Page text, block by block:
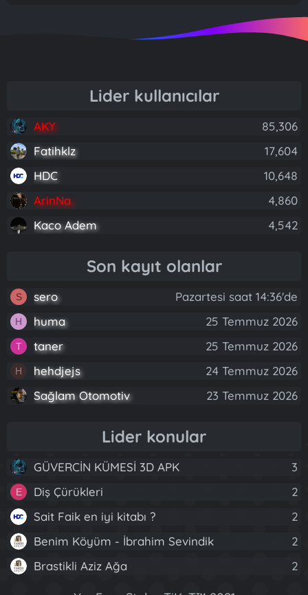
Lider kullanıcılar
AKY
85,306
Fatihklz
17,604
HDC
10,648
ArinNa
4,860
Kaco Adem
4,542
Son kayıt olanlar
S sero Pazartesi saat 14:36'de
H huma 25 Temmuz 2026
T taner 25 Temmuz 2026
H hehdjejs
24 Temmuz 2026
Sağlam Otomotiv
23 Temmuz 2026
Lider konular
GÜVERCİN KÜMESİ 3D APK 3
E Diş Çürükleri
2
Sait Faik en iyi kitabı ?
2
Benim Köyüm - İbrahim Sevindik
2
Brastikli Aziz Ağa
2